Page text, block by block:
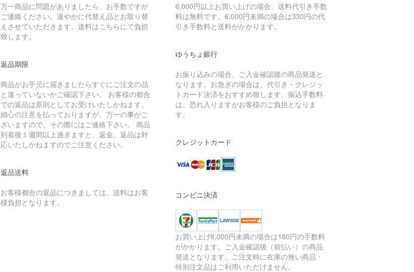
万一商品に問題がありましたら、お手数ですが
ご連絡ください。速やかに代替え品とお取り替
えさせていただきます。送料はこちらにて負担
致します。
返品期限
商品がお手元に届きましたらすぐにご注文の品
と違っていないかご確認下さい。 お客様の都合
での返品は原則としてお受けいたしかねます。
細心の注意を払っておりますが、万一の事がご
ざいますので、その際にはご連絡下さい。 商品
到着後１週間以上過ぎますと、返金、返品は対
応いたしかねますのでご注意ください。
返品送料
お客様都合の返品につきましては、送料はお客
様負担となります。
6,000円以上お買い上げの場合、送料代引き手数
料は無料です。6,000円未満の場合は330円の代
引き手数料と送料がかかります。
ゆうちょ銀行
お振り込みの場合、ご入金確認後の商品発送と
なります。お急ぎの場合は、代引き・クレジッ
トカード決済をおすすめ致します。振込手数料
は、恐れ入りますがお客様のご負担となりま
す。
クレジットカード
コンビニ決済
お買い上げ6,000円未満の場合は180円の手数料
がかかります。ご入金確認後（前払い）の商品
発送となります。ご注文時に在庫の無い商品・
特別注文品はご利用いただけません。